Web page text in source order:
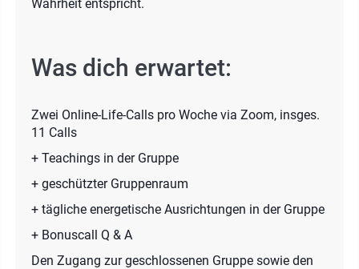
Wahrheit entspricht.
Was dich erwartet:
Zwei Online-Life-Calls pro Woche via Zoom, insges.
11 Calls
+ Teachings in der Gruppe
+ geschützter Gruppenraum
+ tägliche energetische Ausrichtungen in der Gruppe
+ Bonuscall Q & A
Den Zugang zur geschlossenen Gruppe sowie den